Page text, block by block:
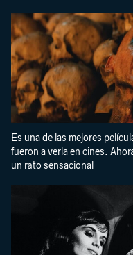
Es una de las mejores
fueron a verla en cines.
un rato sensacional